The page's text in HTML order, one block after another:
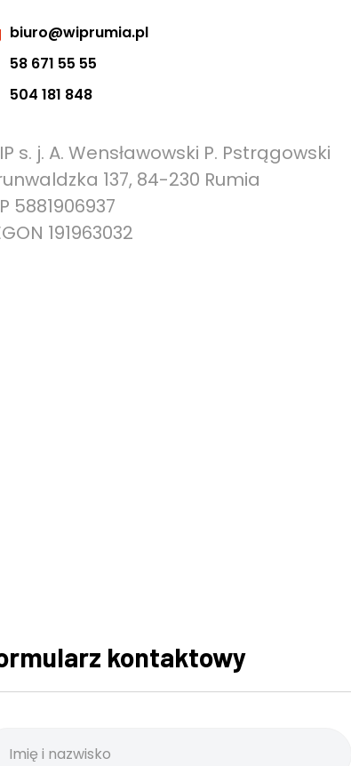
biuro@wiprumia.pl
58 671 55 55
504 181 848
s. j. A. Wensławowski P. Pstrągowski
137, 84-230 Rumia
5881906937
191963032
kontaktowy